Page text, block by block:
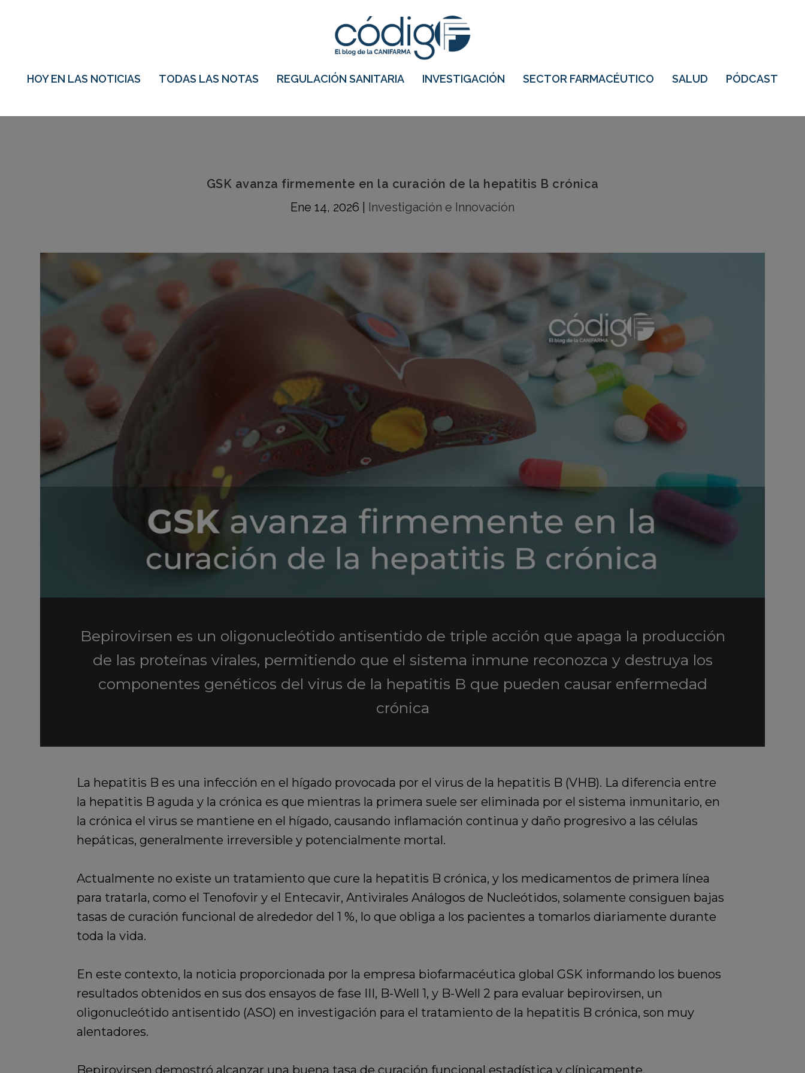
HOY EN LAS NOTICIAS TODAS LAS NOTAS REGULACIÓN SANITARIA INVESTIGACIÓN SECTOR FARMACÉUTICO SALUD PÓDCAST
GSK avanza firmemente en la curación de la hepatitis B crónica
Ene 14, 2026
Investigación e Innovación
Bepirovirsen es un oligonucleótido antisentido de triple acción que apaga la producción
de las proteínas virales, permitiendo que el sistema inmune reconozca y destruya los
componentes genéticos del virus de la hepatitis B que pueden causar enfermedad
crónica
La hepatitis B es una infección en el hígado provocada por el virus de la hepatitis B (VHB). La diferencia entre
la hepatitis B aguda y la crónica es que mientras la primera suele ser eliminada por el sistema inmunitario, en
la crónica el virus se mantiene en el hígado, causando inflamación continua y daño progresivo a las células
hepáticas, generalmente irreversible y potencialmente mortal.
Actualmente no existe un tratamiento que cure la hepatitis B crónica, y los medicamentos de primera línea
para tratarla, como el Tenofovir y el Entecavir, Antivirales Análogos de Nucleótidos, solamente consiguen bajas
tasas de curación funcional de alrededor del 1 %, lo que obliga a los pacientes a tomarlos diariamente durante
toda la vida.
En este contexto, la noticia proporcionada por la empresa biofarmacéutica global GSK informando los buenos
resultados obtenidos en sus dos ensayos de fase III, B-Well 1, y B-Well 2 para evaluar bepirovirsen, un
oligonucleótido antisentido (ASO) en investigación para el tratamiento de la hepatitis B crónica, son muy
alentadores.
Bepirovirsen demostró alcanzar una buena tasa de curación funcional estadística y clínicamente,